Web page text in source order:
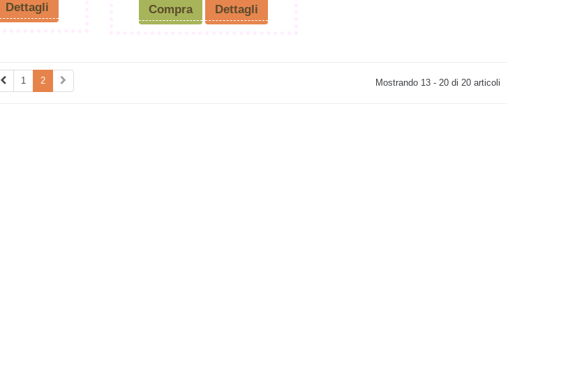
Dettagli Compra Dettagli
1 2 Mostrando 13 - 20 di 20 articoli